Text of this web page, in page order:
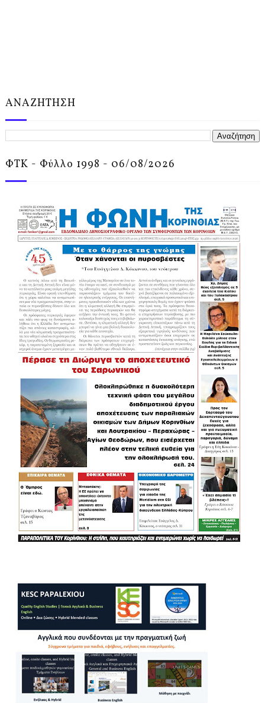
ΑΝΑΖΗΤΗΣΗ
ΦΤΚ - Φύλλο 1998 - 06/08/2026